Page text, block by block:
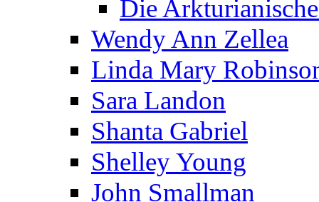
Die
Wendy Ann Zellea
Linda Mary
Sara Landon
Shanta Gabriel
Shelley Young
John Smallman